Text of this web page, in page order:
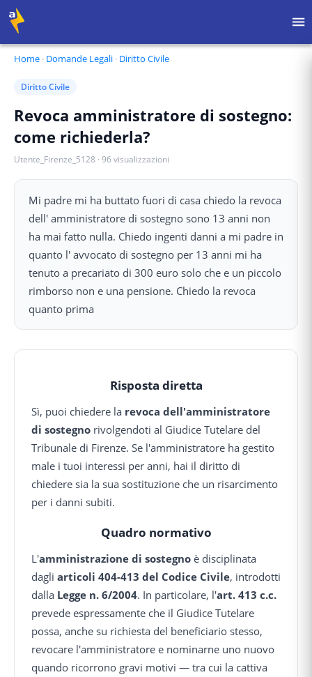
Home · Domande Legali · Diritto Civile
Diritto Civile
Revoca amministratore di sostegno:
come richiederla?
Utente_Firenze_5128 · 96 visualizzazioni
Mi padre mi ha buttato fuori di casa chiedo la revoca
dell' amministratore di sostegno sono 13 anni non
ha mai fatto nulla. Chiedo ingenti danni a mi padre in
quanto l' avvocato di sostegno per 13 anni mi ha
tenuto a precariato di 300 euro solo che e un piccolo
rimborso non e una pensione. Chiedo la revoca
quanto prima
Risposta diretta
Sì, puoi chiedere la revoca dell'amministratore
di sostegno rivolgendoti al Giudice Tutelare del
Tribunale di Firenze. Se l'amministratore ha gestito
male i tuoi interessi per anni, hai il diritto di
chiedere sia la sua sostituzione che un risarcimento
per i danni subiti.
Quadro normativo
L'amministrazione di sostegno è disciplinata
dagli articoli 404-413 del Codice Civile, introdotti
dalla Legge n. 6/2004. In particolare, l'art. 413 c.c.
prevede espressamente che il Giudice Tutelare
possa, anche su richiesta del beneficiario stesso,
revocare l'amministratore e nominarne uno nuovo
quando ricorrono gravi motivi — tra cui la cattiva